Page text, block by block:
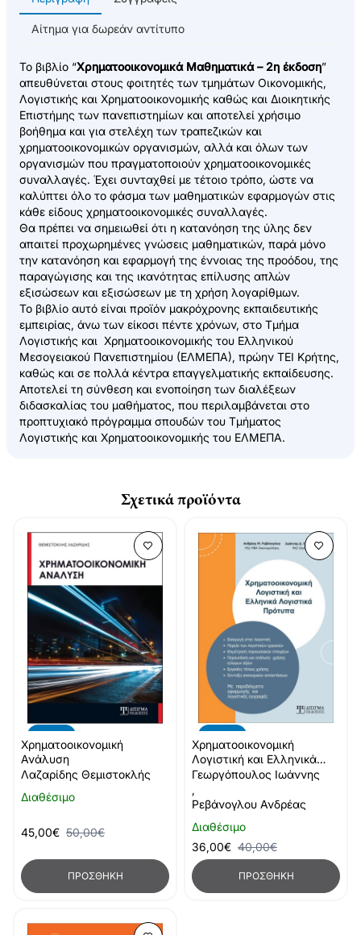
Αίτημα για δωρεάν αντίτυπο
Το βιβλίο “Χρηματοοικονομικά Μαθηματικά – 2η έκδοση”
απευθύνεται στους φοιτητές των τμημάτων Οικονομικής,
Λογιστικής και Χρηματοοικονομικής καθώς και Διοικητικής
Επιστήμης των πανεπιστημίων και αποτελεί χρήσιμο
βοήθημα και για στελέχη των τραπεζικών και
χρηματοοικονομικών οργανισμών, αλλά και όλων των
οργανισμών που πραγματοποιούν χρηματοοικονομικές
συναλλαγές. Έχει συνταχθεί με τέτοιο τρόπο, ώστε να
καλύπτει όλο το φάσμα των μαθηματικών εφαρμογών στις
κάθε είδους χρηματοοικονομικές συναλλαγές.
Θα πρέπει να σημειωθεί ότι η κατανόηση της ύλης δεν
απαιτεί προχωρημένες γνώσεις μαθηματικών, παρά μόνο
την κατανόηση και εφαρμογή της έννοιας της προόδου, της
παραγώγισης και της ικανότητας επίλυσης απλών
εξισώσεων και εξισώσεων με τη χρήση λογαρίθμων.
Το βιβλίο αυτό είναι προϊόν μακρόχρονης εκπαιδευτικής
εμπειρίας, άνω των είκοσι πέντε χρόνων, στο Τμήμα
Λογιστικής και Χρηματοοικονομικής του Ελληνικού
Μεσογειακού Πανεπιστημίου (ΕΛΜΕΠΑ), πρώην ΤΕΙ Κρήτης,
καθώς και σε πολλά κέντρα επαγγελματικής εκπαίδευσης.
Αποτελεί τη σύνθεση και ενοποίηση των διαλέξεων
διδασκαλίας του μαθήματος, που περιλαμβάνεται στο
προπτυχιακό πρόγραμμα σπουδών του Τμήματος
Λογιστικής και Χρηματοοικονομικής του ΕΛΜΕΠΑ.
Σχετικά προϊόντα
Διαθέσιμο
Χρηματοοικονομική
Ανάλυση
Λαζαρίδης Θεμιστοκλής
45,00€ 50,00€
ΠΡΟΣΘΉΚΗ
Διαθέσιμο
Χρηματοοικονομική
Λογιστική και Ελληνικά
Λογιστικά Πρότυπα
Γεωργόπουλος Ιωάννης
,
Ρεβάνογλου Ανδρέας
36,00€ 40,00€
ΠΡΟΣΘΉΚΗ